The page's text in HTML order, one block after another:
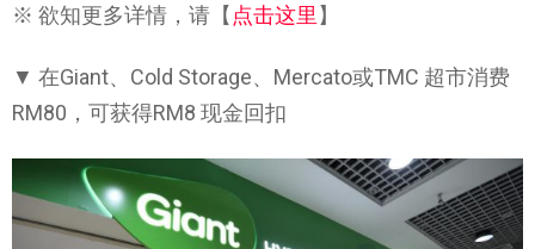
※ 欲知更多详情，请【 点击这里 】
▼ 在Giant、Cold Storage、Mercato或TMC 超市消费
RM80，可获得RM8 现金回扣